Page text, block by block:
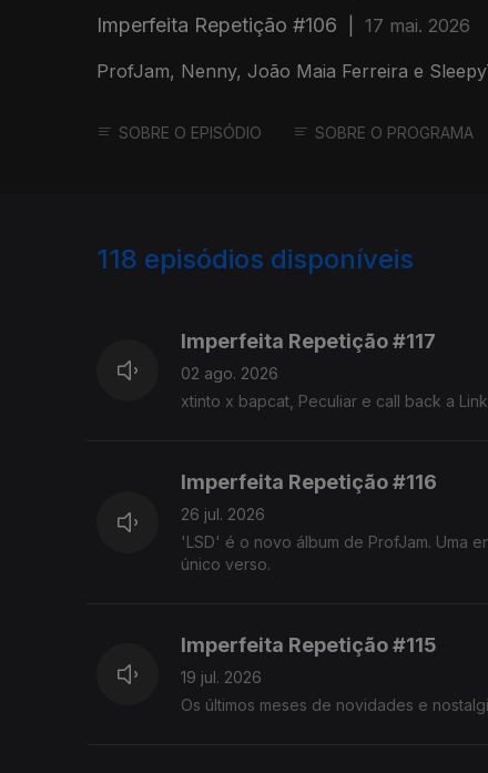
Imperfeita Repetição #106 17 mai. 2026
ProfJam, Nenny, João Maia Ferreira e
SOBRE O EPISÓDIO SOBRE O PROGRAMA
118 episódios disponíveis
Imperfeita Repetição #117
02 ago. 2026
xtinto x bapcat, Peculiar e call back a
Imperfeita Repetição #116
26 jul. 2026
'LSD' é o novo álbum de ProfJam. Uma
único verso.
Imperfeita Repetição #115
19 jul. 2026
Os últimos meses de novidades e